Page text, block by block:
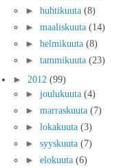
► huhtikuuta (8)
► maaliskuuta (14)
► helmikuuta (8)
► tammikuuta (23)
► 2012 (99)
► joulukuuta (4)
► marraskuuta (7)
► lokakuuta (3)
► syyskuuta (7)
► elokuuta (6)